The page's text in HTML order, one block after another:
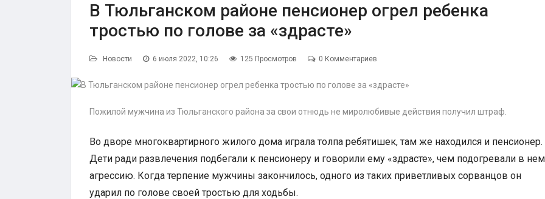
В Тюльганском районе пенсионер огрел ребенка
тростью по голове за «здрасте»
Новости 6 июля 2022, 10:26 125 Просмотров 0 Комментариев
Пожилой мужчина из Тюльганского района за свои отнюдь не миролюбивые действия получил штраф.
Во дворе многоквартирного жилого дома играла толпа ребятишек, там же находился и пенсионер.
Дети ради развлечения подбегали к пенсионеру и говорили ему «здрасте», чем подогревали в нем
агрессию. Когда терпение мужчины закончилось, одного из таких приветливых сорванцов он
ударил по голове своей тростью для ходьбы.